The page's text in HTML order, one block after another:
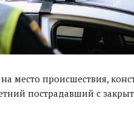
место происшествия,
пострадавший с